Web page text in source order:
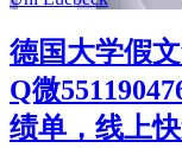
德国大学假
Q微
绩单，线上